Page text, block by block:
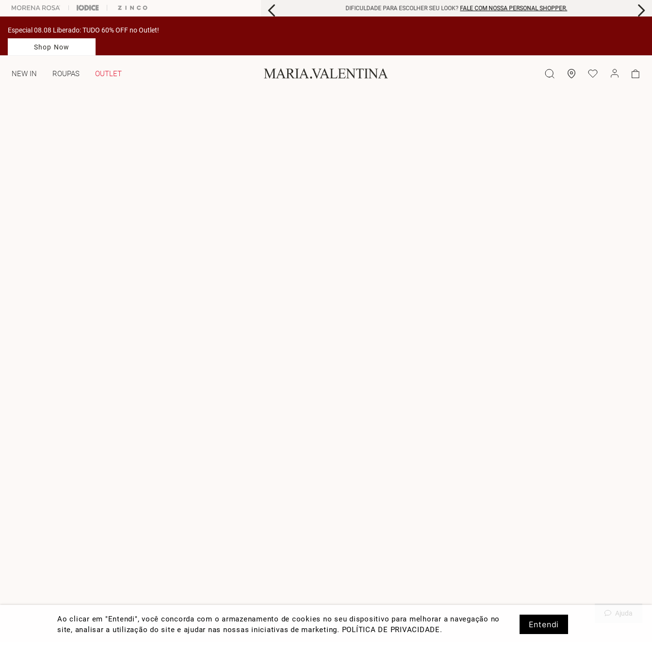
Ao clicar em "Entendi", você concorda com o armazenamento de cookies no seu dispositivo para melhorar a navegação no
site, analisar a utilização do site e ajudar nas nossas iniciativas de marketing. POLÍTICA DE PRIVACIDADE.
Entendi
Ajuda
OFF NA SUA 1° COMPRA USANDO O CUPOM: PRIMEIRAMV DIFICULDADE PARA ESCOLHER SEU LOOK? FALE COM NOSSA PERSONAL SHOPPER.
Especial 08.08 Liberado: TUDO 60% OFF no Outlet!
Shop Now
NEW IN ROUPAS OUTLET